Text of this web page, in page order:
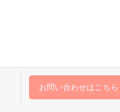
お問い合わせはこちら